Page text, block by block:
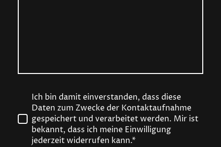
Ich bin damit einverstanden, dass diese
Daten zum Zwecke der Kontaktaufnahme
gespeichert und verarbeitet werden. Mir ist
bekannt, dass ich meine Einwilligung
jederzeit widerrufen kann.*